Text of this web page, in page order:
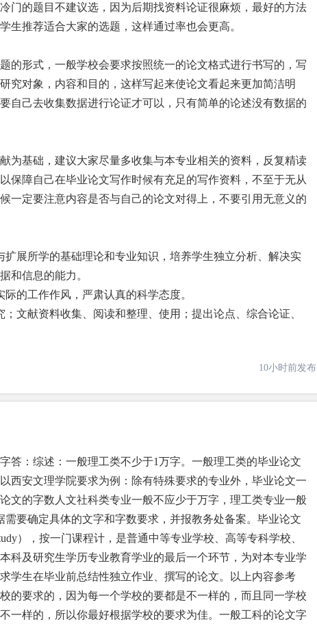
门的题目不建议选，因为后期找资料论证很麻烦，最好的方法
生推荐适合大家的选题，这样通过率也会更高。
的形式，一般学校会要求按照统一的论文格式进行书写的，写
究对象，内容和目的，这样写起来使论文看起来更加简洁明
自己去收集数据进行论证才可以，只有简单的论述没有数据的
为基础，建议大家尽量多收集与本专业相关的资料，反复精读
保障自己在毕业论文写作时候有充足的写作资料，不至于无从
一定要注意内容是否与自己的论文对得上，不要引用无意义的
扩展所学的基础理论和专业知识，培养学生独立分析、解决实
和信息的能力。
的工作作风，严肃认真的科学态度。
文献资料收集、阅读和整理、使用；提出论点、综合论证、
10小时前发布
答：综述：一般理工类不少于1万字。一般理工类的毕业论文
西安文理学院要求为例：除有特殊要求的专业外，毕业论文一
文的字数人文社科类专业一般不应少于万字，理工类专业一般
需要确定具体的文字和字数要求，并报教务处备案。毕业论文
），按一门课程计，是普通中等专业学校、高等专科学校、
科及研究生学历专业教育学业的最后一个环节，为对本专业学
学生在毕业前总结性独立作业、撰写的论文。以上内容参考
的要求的，因为每一个学校的要都是不一样的，而且同一学校
一样的，所以你最好根据学校的要求为佳。一般工科的论文字